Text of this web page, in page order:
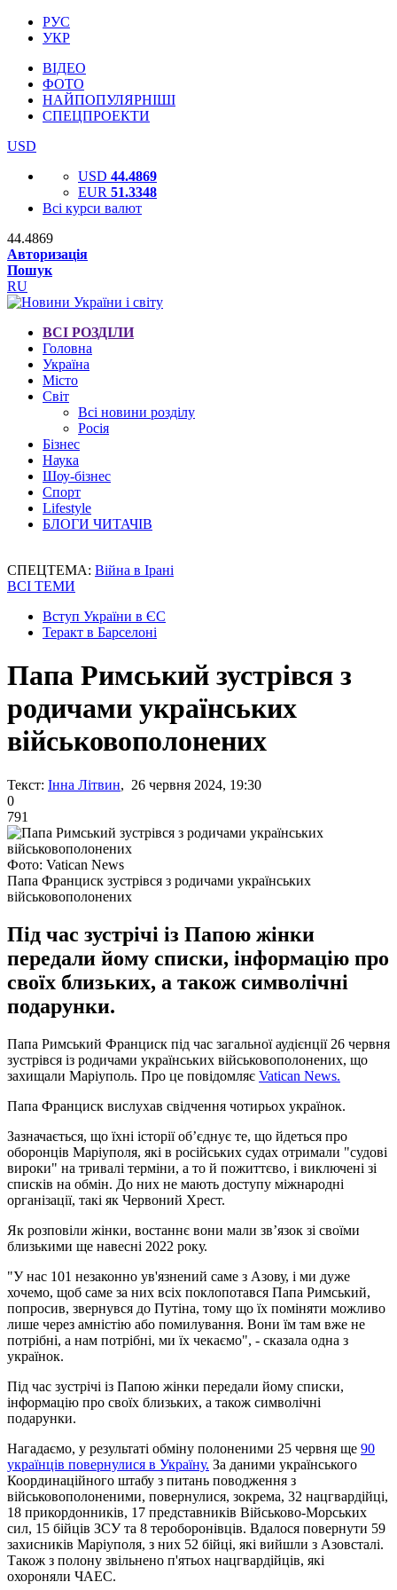
РУС
УКР
ВІДЕО
ФОТО
НАЙПОПУЛЯРНІШІ
СПЕЦПРОЕКТИ
USD
USD 44.4869
EUR 51.3348
Всі курси валют
44.4869
Авторизація
Пошук
RU
ВСІ РОЗДІЛИ
Головна
Україна
Місто
Світ
Всі новини розділу
Росія
Бізнес
Наука
Шоу-бізнес
Спорт
Lifestyle
БЛОГИ ЧИТАЧІВ
СПЕЦТЕМА: Війна в Ірані
ВСІ ТЕМИ
Вступ України в ЄС
Теракт в Барселоні
Папа Римський зустрівся з
родичами українських
військовополонених
Текст: Інна Літвин, 26 червня 2024, 19:30
0
791
Фото: Vatican News
Папа Франциск зустрівся з родичами українських
військовополонених
Під час зустрічі із Папою жінки
передали йому списки, інформацію про
своїх близьких, а також символічні
подарунки.
Папа Римський Франциск під час загальної аудієнції 26 червня
зустрівся із родичами українських військовополонених, що
захищали Маріуполь. Про це повідомляє Vatican News.
Папа Франциск вислухав свідчення чотирьох українок.
Зазначається, що їхні історії об’єднує те, що йдеться про
оборонців Маріуполя, які в російських судах отримали "судові
вироки" на тривалі терміни, а то й пожиттєво, і виключені зі
списків на обмін. До них не мають доступу міжнародні
організації, такі як Червоний Хрест.
Як розповіли жінки, востаннє вони мали зв’язок зі своїми
близькими ще навесні 2022 року.
"У нас 101 незаконно ув'язнений саме з Азову, і ми дуже
хочемо, щоб саме за них всіх поклопотався Папа Римський,
попросив, звернувся до Путіна, тому що їх поміняти можливо
лише через амністію або помилування. Вони їм там вже не
потрібні, а нам потрібні, ми їх чекаємо", - сказала одна з
українок.
Під час зустрічі із Папою жінки передали йому списки,
інформацію про своїх близьких, а також символічні
подарунки.
Нагадаємо, у результаті обміну полоненими 25 червня ще 90
українців повернулися в Україну. За даними українського
Координаційного штабу з питань поводження з
військовополоненими, повернулися, зокрема, 32 нацгвардійці,
18 прикордонників, 17 представників Військово-Морських
сил, 15 бійців ЗСУ та 8 тероборонівців. Вдалося повернути 59
захисників Маріуполя, з них 52 бійці, які вийшли з Азовсталі.
Також з полону звільнено п'ятьох нацгвардійців, які
охороняли ЧАЕС.